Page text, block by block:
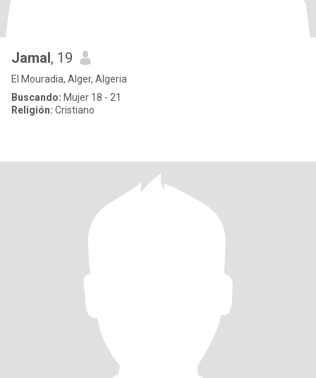
Jamal, 19
El Mouradia, Alger, Algeria
Buscando: Mujer 18 - 21
Religión: Cristiano